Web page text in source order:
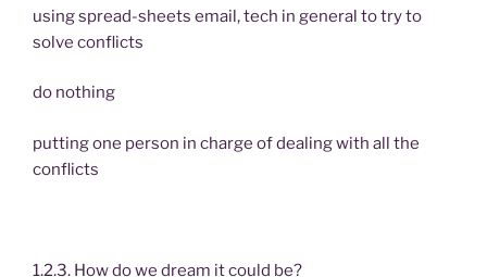
using spread-sheets email, tech in general to try to
solve conflicts
do nothing
putting one person in charge of dealing with all the
conflicts
1.2.3. How do we dream it could be?